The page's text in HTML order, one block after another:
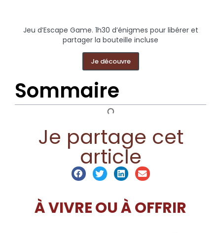
Jeu d’Escape Game. 1h30 d’énigmes pour libérer et
partager la bouteille incluse
Je découvre
Sommaire
Je partage cet
article
À VIVRE OU À OFFRIR